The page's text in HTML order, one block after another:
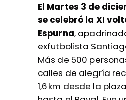
El Martes 3 de
se celebró la XI
Espurna,
exfutbolista
Más de 500
calles de alegría
1,6km desde la